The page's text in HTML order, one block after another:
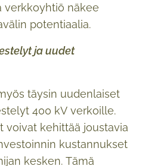
verkkoyhtiö näkee
potentiaalia.
ja uudet
täysin uudenlaiset
400 kV verkoille.
voivat kehittää joustavia
kustannukset
kesken. Tämä